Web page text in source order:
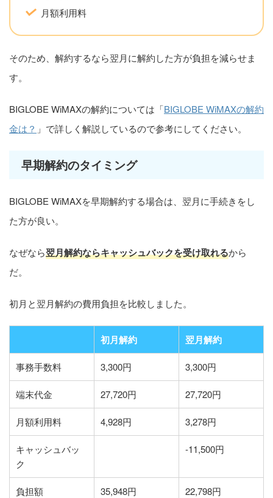
月額利用料
そのため、解約するなら翌月に解約した方が負担を減らせま
す。
BIGLOBE WiMAXの解約については「BIGLOBE WiMAXの解約
金は？ 」で詳しく解説しているので参考にしてください。
早期解約のタイミング
BIGLOBE WiMAXを早期解約する場合は、翌月に手続きをし
た方が良い。
なぜなら翌月解約ならキャッシュバックを受け取れるから
だ。
初月と翌月解約の費用負担を比較しました。
初月解約 翌月解約
事務手数料 3,300円 3,300円
端末代金 27,720円 27,720円
月額利用料 4,928円 3,278円
キャッシュバッ
ク
-11,500円
負担額 35,948円 22,798円